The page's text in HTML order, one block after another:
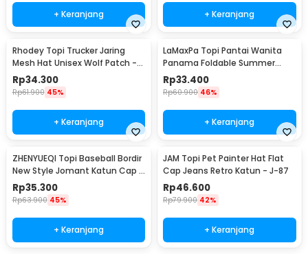
+ Keranjang + Keranjang
Rhodey Topi Trucker Jaring
Mesh Hat Unisex Wolf Patch -
DH-YK
Rp34.300
Rp61.900 45%
+ Keranjang
LaMaxPa Topi Pantai Wanita
Panama Foldable Summer
Beach Straw Hat 60cm -
WJ9024
Rp33.400
Rp60.900 46%
+ Keranjang
ZHENYUEQI Topi Baseball Bordir
New Style Jomant Katun Cap -
MZ085
Rp35.300
Rp63.900 45%
+ Keranjang
JAM Topi Pet Painter Hat Flat
Cap Jeans Retro Katun - J-87
Rp46.600
Rp79.900 42%
+ Keranjang